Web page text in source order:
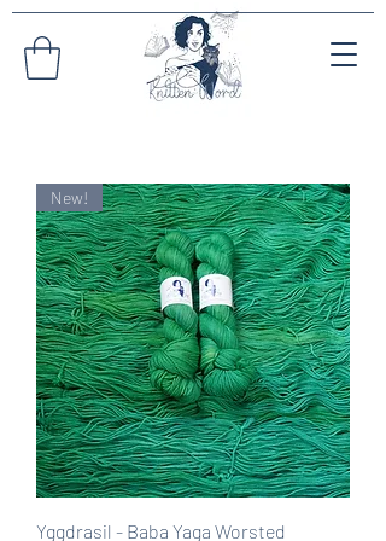
New!
Yggdrasil - Baba Yaga Worsted